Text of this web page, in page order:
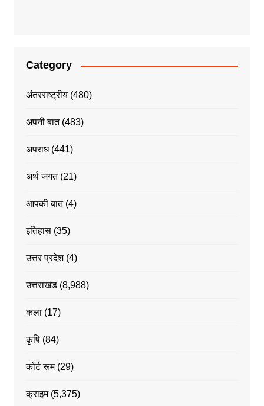
Category
अंतरराष्ट्रीय(480)
अपनी बात(483)
अपराध(441)
अर्थ जगत(21)
आपकी बात(4)
इतिहास(35)
उत्तर प्रदेश(4)
उत्तराखंड(8,988)
कला(17)
कृषि(84)
कोर्ट रूम(29)
क्राइम(5,375)